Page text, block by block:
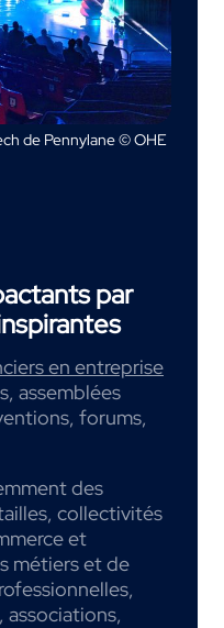
de Pennylane © OHE
par
en entreprise
assemblées
forums,
des
collectivités
et
métiers et de
associations,